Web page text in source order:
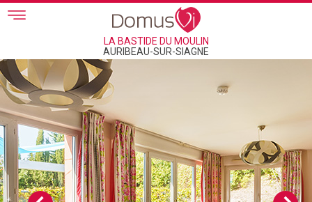
Skip to main content
LA BASTIDE DU MOULIN
AURIBEAU-SUR-SIAGNE